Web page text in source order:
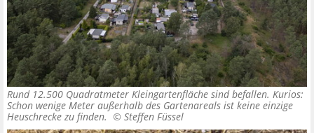
Rund 12.500 Quadratmeter Kleingartenfläche sind befallen. Kurios:
Schon wenige Meter außerhalb des Gartenareals ist keine einzige
Heuschrecke zu finden. © Steffen Füssel